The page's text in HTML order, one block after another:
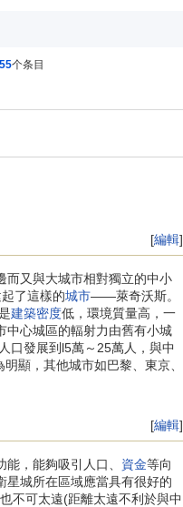
个条目
[編輯]
而又與大城市相對獨立的中小
了這樣的城市——萊奇沃斯。
建築密度低，環境質量高，一
中心城區的輻射力由舊有小城
口發展到l5萬～25萬人，與中
顯，其他城市如巴黎、東京、
[編輯]
，能夠吸引人口、 資金等向
城所在區域應當具有很好的
不可太遠(距離太遠不利於與中